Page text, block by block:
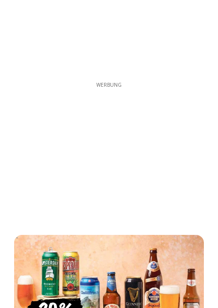
WERBUNG